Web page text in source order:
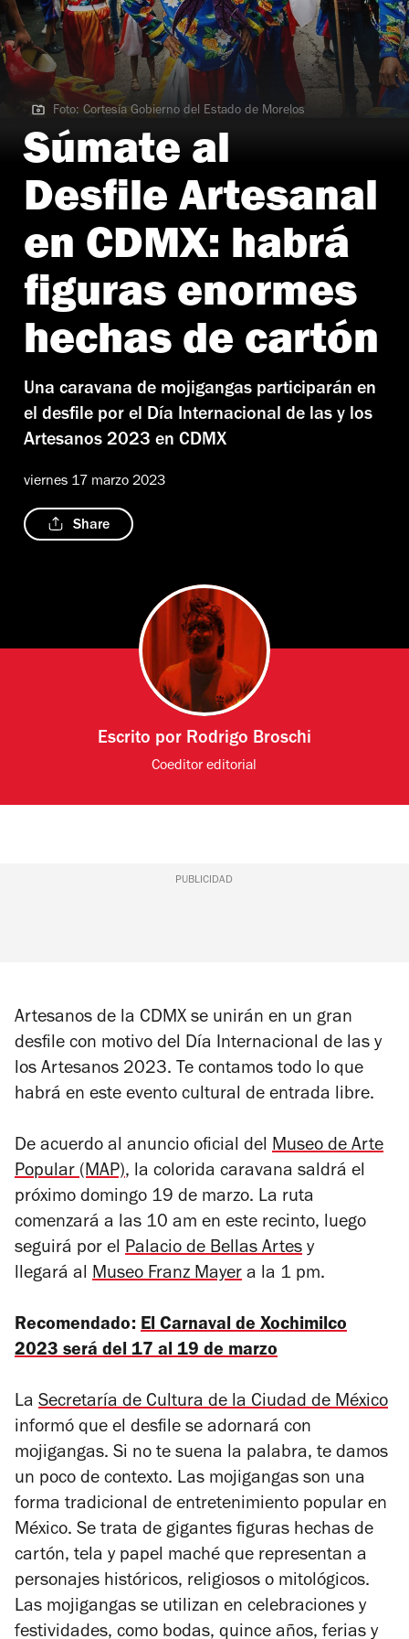
Foto: Cortesía Gobierno del Estado de Morelos
Foto: Cortesía Gobierno del Estado de Morelos
Súmate al
Desfile Artesanal
en CDMX: habrá
figuras enormes
hechas de cartón
Una caravana de mojigangas participarán en
el desfile por el Día Internacional de las y los
Artesanos 2023 en CDMX
viernes 17 marzo 2023
Share
Escrito por Rodrigo Broschi
Coeditor editorial
PUBLICIDAD
Artesanos de la CDMX se unirán en un gran
desfile con motivo del Día Internacional de las y
los Artesanos 2023. Te contamos todo lo que
habrá en este evento cultural de entrada libre.
De acuerdo al anuncio oficial del Museo de Arte
Popular (MAP), la colorida caravana saldrá el
próximo domingo 19 de marzo. La ruta
comenzará a las 10 am en este recinto, luego
seguirá por el Palacio de Bellas Artes y
llegará al Museo Franz Mayer a la 1 pm.
Recomendado: El Carnaval de Xochimilco
2023 será del 17 al 19 de marzo
La Secretaría de Cultura de la Ciudad de México
informó que el desfile se adornará con
mojigangas. Si no te suena la palabra, te damos
un poco de contexto. Las mojigangas son una
forma tradicional de entretenimiento popular en
México. Se trata de gigantes figuras hechas de
cartón, tela y papel maché que representan a
personajes históricos, religiosos o mitológicos.
Las mojigangas se utilizan en celebraciones y
festividades, como bodas, quince años, ferias y